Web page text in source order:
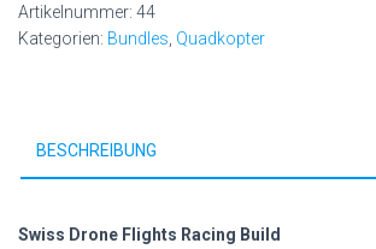
Artikelnummer: 44
Kategorien: Bundles, Quadkopter
BESCHREIBUNG
Swiss Drone Flights Racing Build